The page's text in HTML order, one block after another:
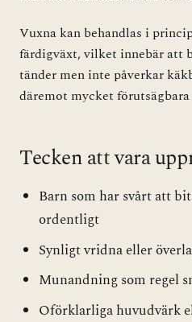
Vuxna kan behandlas i
färdigväxt, vilket innebär att
tänder men inte påverkar
däremot mycket
Tecken att vara
Barn som har svårt att
ordentligt
Synligt vridna eller
Munandning som regel
Oförklarliga huvudvärk